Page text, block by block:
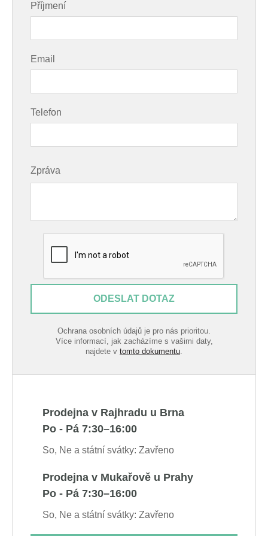
Příjmení
Email
Telefon
Zpráva
ODESLAT DOTAZ
Ochrana osobních údajů je pro nás prioritou.
Více informací, jak zacházíme s vašimi daty,
najdete v tomto dokumentu.
Prodejna v Rajhradu u Brna
Po - Pá 7:30–16:00
So, Ne a státní svátky: Zavřeno
Prodejna v Mukařově u Prahy
Po - Pá 7:30–16:00
So, Ne a státní svátky: Zavřeno